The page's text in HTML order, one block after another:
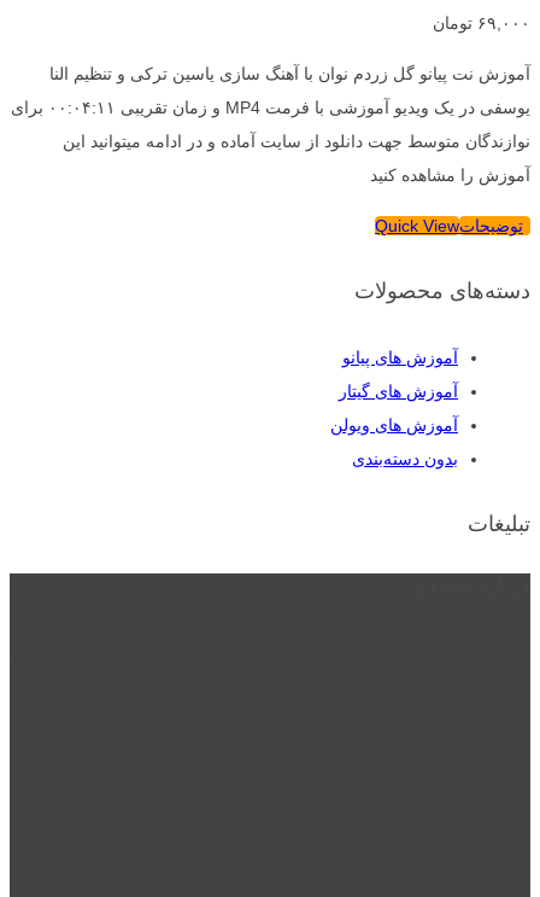
۶۹,۰۰۰ تومان
آموزش نت پیانو گل زردم نوان با آهنگ سازی یاسین ترکی و تنظیم النا
یوسفی در یک ویدیو آموزشی با فرمت MP4 و زمان تقریبی ۰۰:۰۴:۱۱ برای
نوازندگان متوسط جهت دانلود از سایت آماده و در ادامه میتوانید این
آموزش را مشاهده کنید
توضیحاتQuick View
دسته‌های محصولات
آموزش های پیانو
آموزش های گیتار
آموزش های ویولن
بدون دسته‌بندی
تبلیغات